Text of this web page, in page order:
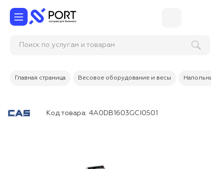
Поиск по услугам и товарам
Главная страница Весовое оборудование и весы Напольные
Код товара: 4A0DB1603GCI0501